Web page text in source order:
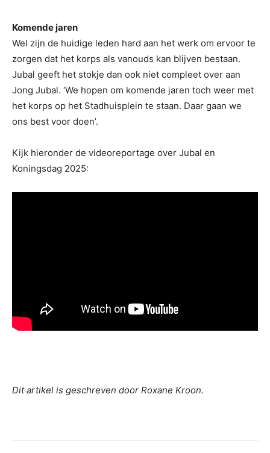
Komende jaren
Wel zijn de huidige leden hard aan het werk om ervoor te
zorgen dat het korps als vanouds kan blijven bestaan.
Jubal geeft het stokje dan ook niet compleet over aan
Jong Jubal. ‘We hopen om komende jaren toch weer met
het korps op het Stadhuisplein te staan. Daar gaan we
ons best voor doen’.
Kijk hieronder de videoreportage over Jubal en
Koningsdag 2025:
Dit artikel is geschreven door Roxane Kroon.